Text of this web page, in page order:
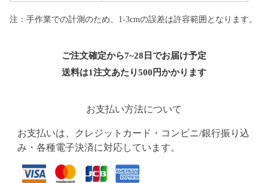
注：手作業での計測のため、1-3cmの誤差は許容範囲となります。
ご注文確定から7~28日でお届け予定
送料は1注文あたり500 円かかります
お支払い方法について
お支払いは、クレジットカード・コンビニ/銀行振り込
み・各種電子決済に対応しています。